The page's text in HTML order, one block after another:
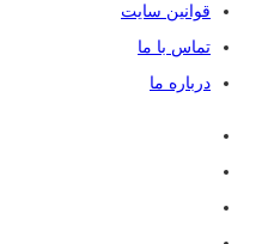
قوانین سایت
تماس با ما
درباره ما